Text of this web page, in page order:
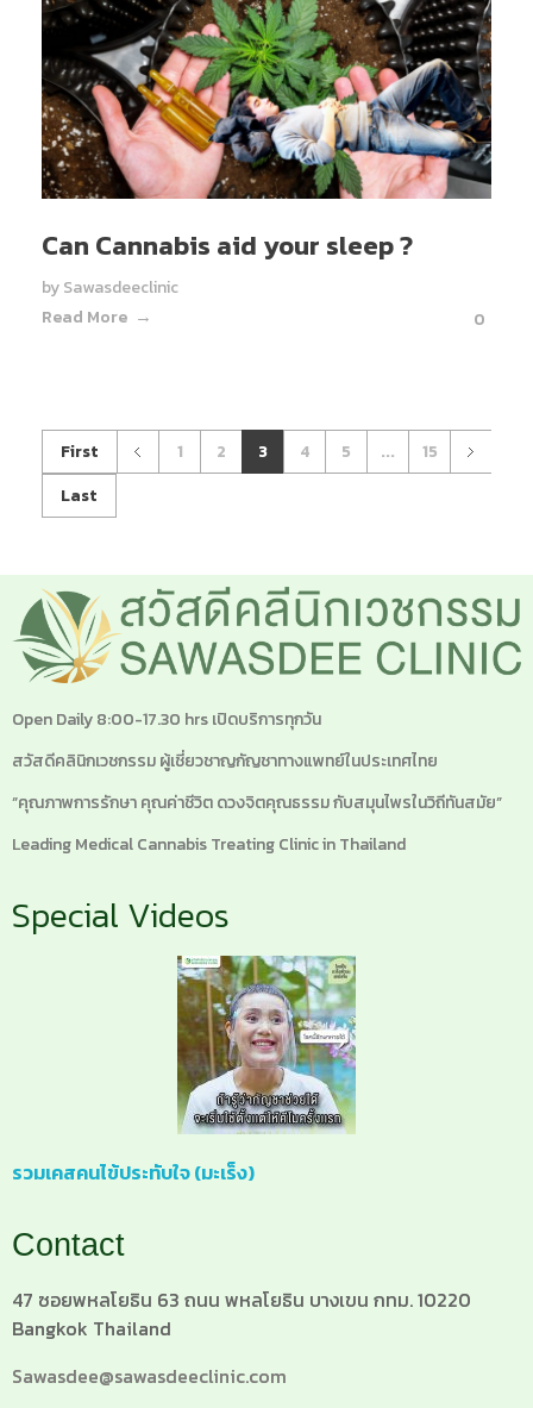
Can Cannabis aid your sleep ?
bySawasdeeclinic
Read More
0
First 1 2 3 4 5 ...
15
Last
Open Daily 8:00-17.30 hrs เปิดบริการทุกวัน
สวัสดีคลินิกเวชกรรม ผู้เชี่ยวชาญกัญชาทางแพทย์ในประเทศไทย
“คุณภาพการรักษา คุณค่าชีวิต ดวงจิตคุณธรรม กับสมุนไพรในวิถีทันสมัย”
Leading Medical Cannabis Treating Clinic in Thailand
Special Videos
รวมเคสคนไข้ประทับใจ (มะเร็ง)
Contact
47 ซอยพหลโยธิน 63 ถนน พหลโยธิน บางเขน กทม. 10220
Bangkok Thailand
Sawasdee@sawasdeeclinic.com